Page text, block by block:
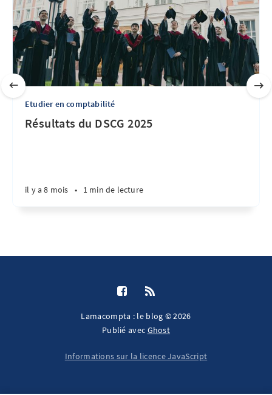
Etudier en comptabilité
Résultats du DSCG 2025
il y a 8 mois • 1 min de lecture
Lamacompta : le blog © 2026
Publié avec Ghost
Informations sur la licence JavaScript